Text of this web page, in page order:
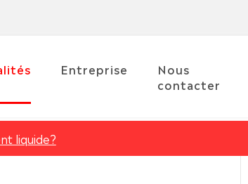
Entreprise
Nous
contacter
liquide?